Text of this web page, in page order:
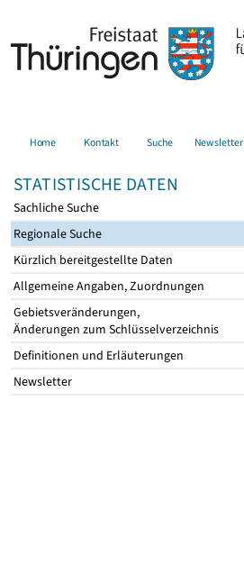
Home Kontakt Suche Newsletter
STATISTISCHE DATEN
Sachliche Suche
Regionale Suche
Kürzlich bereitgestellte Daten
Allgemeine Angaben, Zuordnungen
Gebietsveränderungen,
Änderungen zum Schlüsselverzeichnis
Definitionen und Erläuterungen
Newsletter